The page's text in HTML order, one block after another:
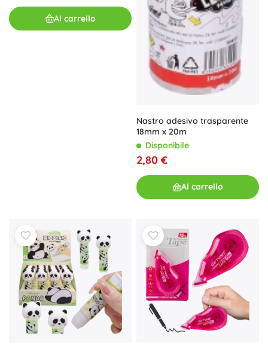
Al carrello
Nastro adesivo trasparente
18mm x 20m
Disponibile
2,80 €
Al carrello